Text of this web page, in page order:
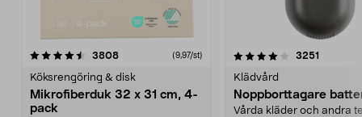
3808recensioner (9,97/st)
Köksrengöring & disk
Mikrofiberduk 32 x 31 cm, 4-
pack
4.0av 5 stjärnor 3251
Klädvård
Noppborttagare
Vårda kläder och andra
4.5av 5 stjärnor